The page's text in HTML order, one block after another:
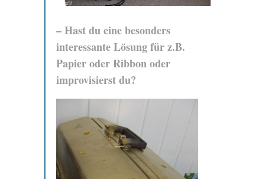
– Hast du eine besonders
interessante Lösung für z.B.
Papier oder Ribbon oder
improvisierst du?